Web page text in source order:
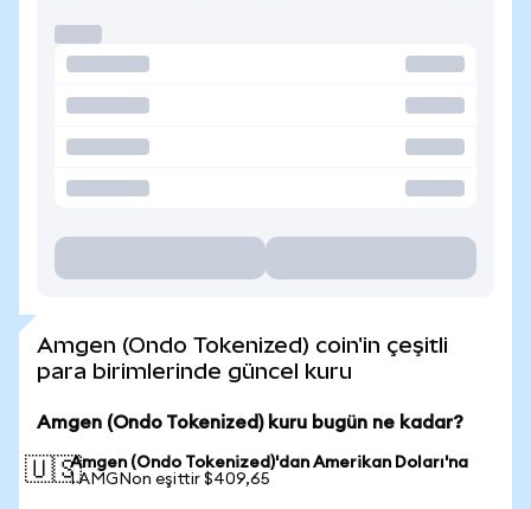
Amgen (Ondo Tokenized) coin'in çeşitli
para birimlerinde güncel kuru
Amgen (Ondo Tokenized) kuru bugün ne kadar?
🇺🇸Amgen (Ondo Tokenized)'dan Amerikan Doları'na
1 AMGNon eşittir $409,65